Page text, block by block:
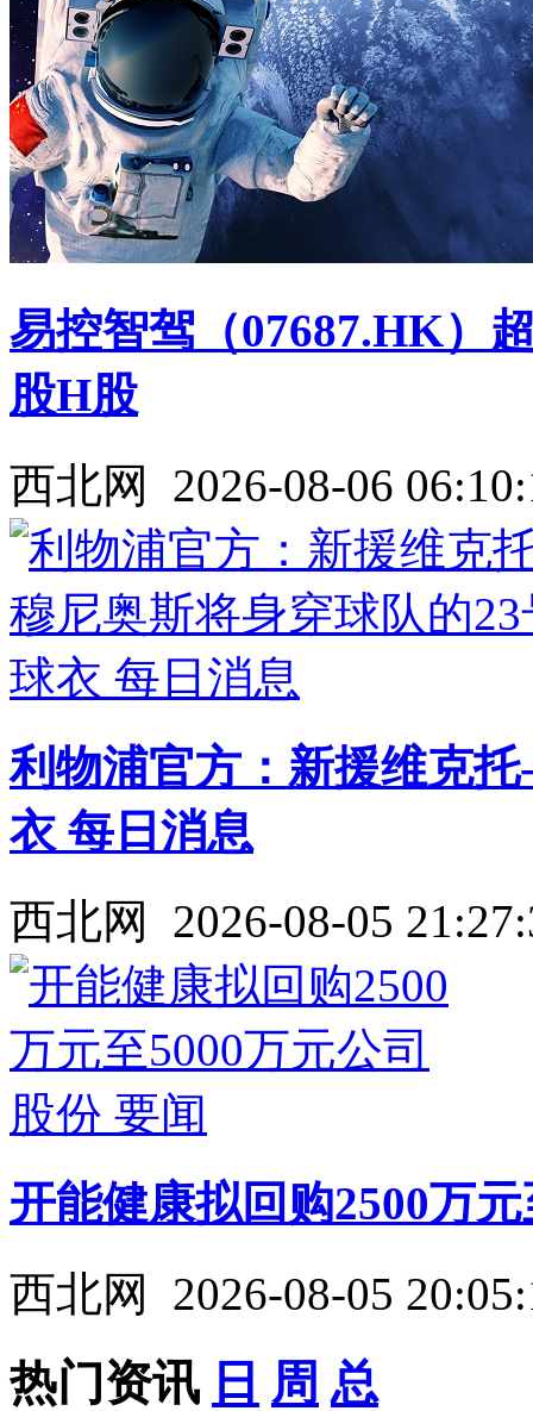
易控智驾（07687.HK）
股H股
西北网 2026-08-06
利物浦官方：新援维克
衣 每日消息
西北网 2026-08-05
开能健康拟回购2500万
西北网 2026-08-05
热门资讯 日 周 总